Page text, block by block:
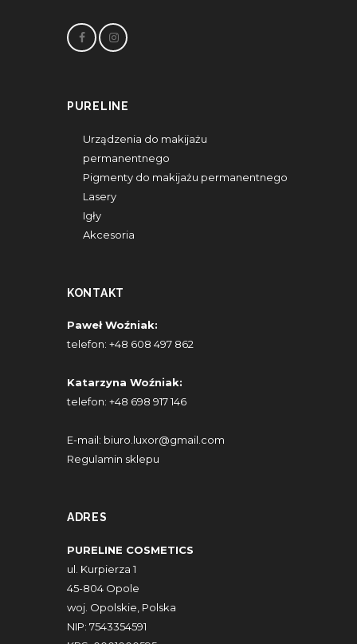
PURELINE
Urządzenia do makijażu
permanentnego
Pigmenty do makijażu permanentnego
Lasery
Igły
Akcesoria
KONTAKT
Paweł Woźniak:
telefon: +48 608 497 862
Katarzyna Woźniak:
telefon: +48 698 917 146
E-mail: biuro.luxor@gmail.com
Regulamin sklepu
ADRES
PURELINE COSMETICS
ul. Kurpierza 1
45-804 Opole
woj. Opolskie, Polska
NIP: 7543354591